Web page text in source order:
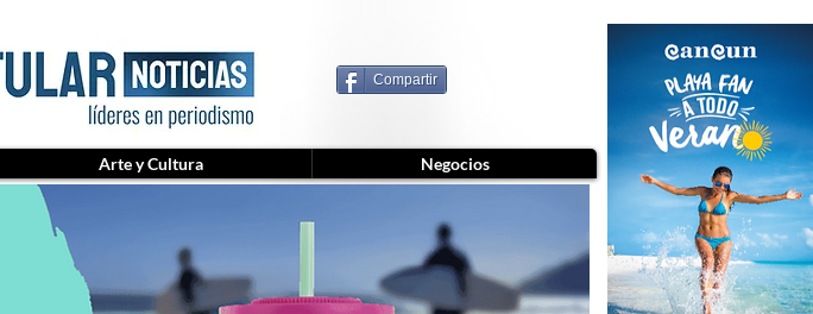
Compartir
Arte y Cultura Negocios